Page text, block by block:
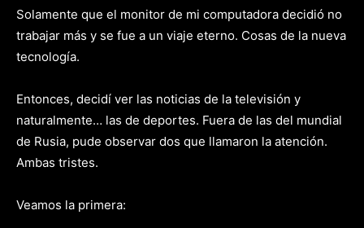
Solamente que el monitor de mi computadora decidió no
trabajar más y se fue a un viaje eterno. Cosas de la nueva
tecnología.
Entonces, decidí ver las noticias de la televisión y
naturalmente… las de deportes. Fuera de las del mundial
de Rusia, pude observar dos que llamaron la atención.
Ambas tristes.
Veamos la primera: